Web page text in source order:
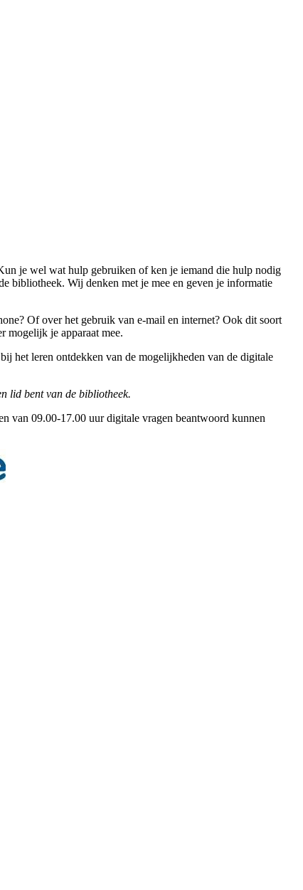
je wel wat hulp gebruiken of ken je iemand die hulp nodig
bibliotheek. Wij denken met je mee en geven je informatie
Of over het gebruik van e-mail en internet? Ook dit soort
mogelijk je apparaat mee.
het leren ontdekken van de mogelijkheden van de digitale
lid bent van de bibliotheek.
van 09.00-17.00 uur digitale vragen beantwoord kunnen